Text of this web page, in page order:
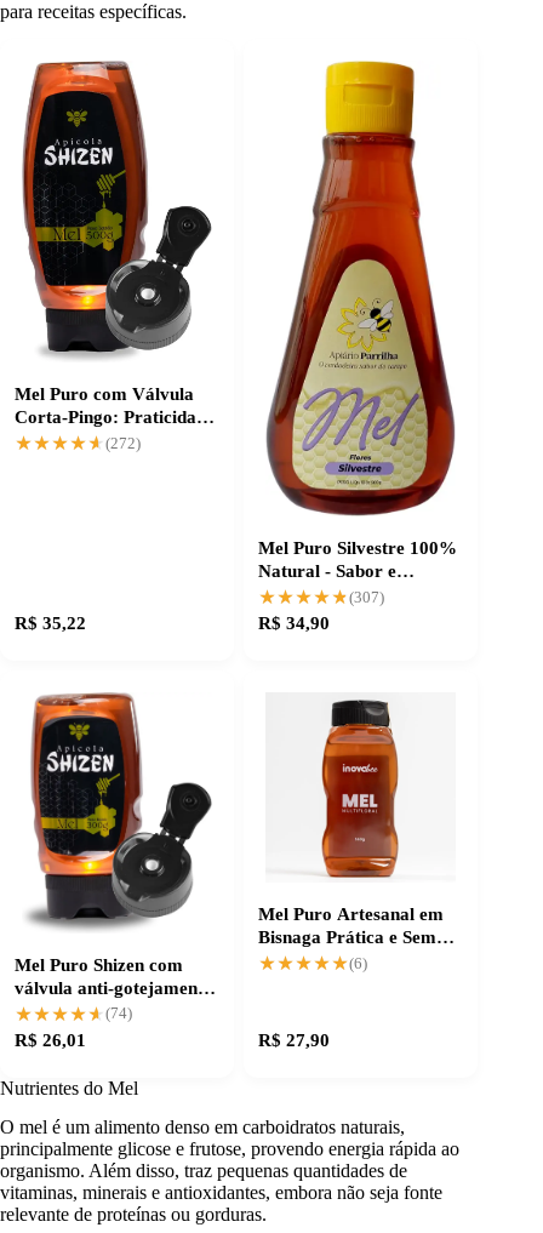
para receitas específicas.
Mel Puro com Válvula
Corta-Pingo: Praticidade
na Medida Certa
★★★★★
★★★★★ (272)
R$ 35,22
Mel Puro Silvestre 100%
Natural - Sabor e
Qualidade na Medalha
★★★★★
★★★★★(307)
R$ 34,90
Mel Puro Shizen com
válvula anti-gotejamento:
sem desperdício
★★★★★
★★★★★ (74)
R$ 26,01
Mel Puro Artesanal em
Bisnaga Prática e Sem
Desperdício
★★★★★
★★★★★(6)
R$ 27,90
Nutrientes do Mel
O mel é um alimento denso em carboidratos naturais,
principalmente glicose e frutose, provendo energia rápida ao
organismo. Além disso, traz pequenas quantidades de
vitaminas, minerais e antioxidantes, embora não seja fonte
relevante de proteínas ou gorduras.